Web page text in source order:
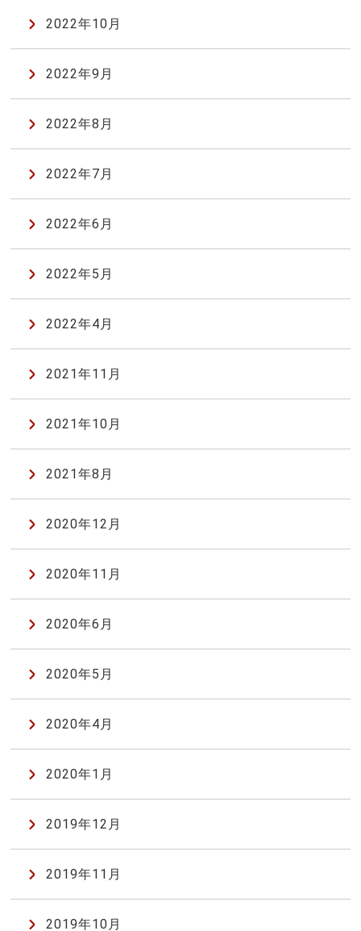
2022年10月
2022年9月
2022年8月
2022年7月
2022年6月
2022年5月
2022年4月
2021年11月
2021年10月
2021年8月
2020年12月
2020年11月
2020年6月
2020年5月
2020年4月
2020年1月
2019年12月
2019年11月
2019年10月